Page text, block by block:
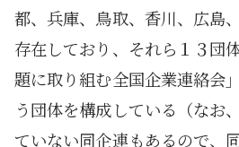
都、兵庫、鳥取、香川、広島
存在しており、それら１３団
題に取り組む全国企業連絡会
う団体を構成している（なお
ていない同企連もあるので、